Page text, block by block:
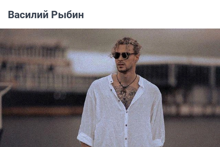
Василий Рыбин